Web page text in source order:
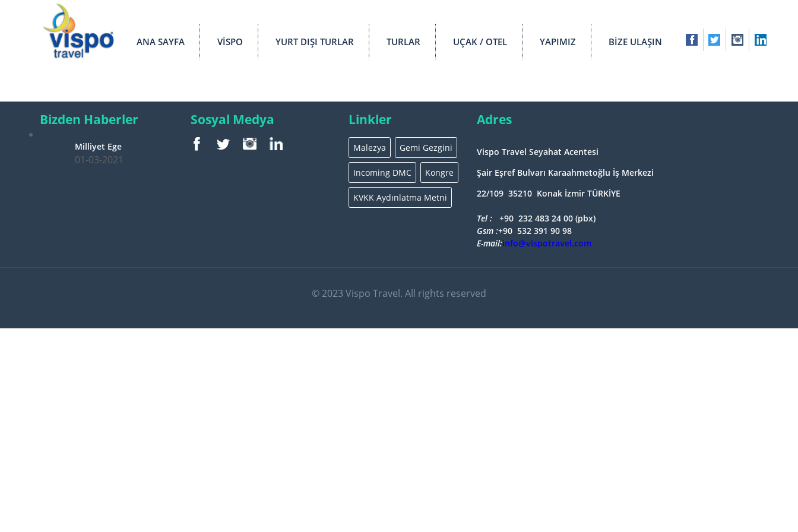
ANA SAYFA VİSPO YURT DIŞI TURLAR TURLAR UÇAK / OTEL YAPIMIZ BİZE ULAŞIN
Bizden Haberler
Milliyet Ege
01-03-2021
Sosyal Medya Linkler
Malezya Gemi Gezgini
Incoming DMC Kongre
KVKK Aydınlatma Metni
Adres
Vispo Travel Seyahat Acentesi
Şair Eşref Bulvarı Karaahmetoğlu İş Merkezi
22/109 35210 Konak İzmir TÜRKİYE
Tel : +90 232 483 24 00 (pbx)
Gsm :+90 532 391 90 98
E-mail:info@vispotravel.com
© 2023 Vispo Travel. All rights reserved